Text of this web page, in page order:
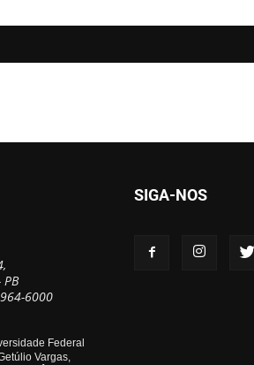
6000
Federal
Vargas,
SIGA-NOS